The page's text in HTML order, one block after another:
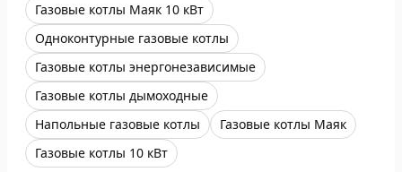
Газовые котлы Маяк 10 кВт
Одноконтурные газовые котлы
Газовые котлы энергонезависимые
Газовые котлы дымоходные
Напольные газовые котлы
Газовые котлы Маяк
Газовые котлы 10 кВт